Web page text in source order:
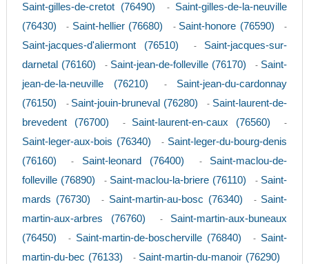
Saint-gilles-de-cretot (76490) - Saint-gilles-de-la-neuville
(76430)
- Saint-hellier (76680) - Saint-honore (76590) -
Saint-jacques-d'aliermont (76510) - Saint-jacques-sur-
darnetal (76160)
- Saint-jean-de-folleville (76170) - Saint-
jean-de-la-neuville (76210)
- Saint-jean-du-cardonnay
(76150)
- Saint-jouin-bruneval (76280) - Saint-laurent-de-
brevedent (76700)
- Saint-laurent-en-caux (76560) -
Saint-leger-aux-bois (76340) - Saint-leger-du-bourg-denis
(76160)
- Saint-leonard (76400) - Saint-maclou-de-
folleville (76890)
- Saint-maclou-la-briere (76110) - Saint-
mards (76730)
- Saint-martin-au-bosc (76340) - Saint-
martin-aux-arbres (76760)
- Saint-martin-aux-buneaux
(76450)
- Saint-martin-de-boscherville (76840) - Saint-
martin-du-bec (76133)
- Saint-martin-du-manoir (76290)